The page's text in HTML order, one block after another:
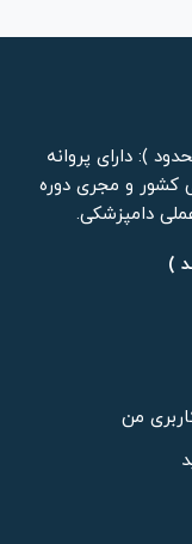
): دارای پروانه
کشور و مجری دوره
دامپزشکی.
)
من